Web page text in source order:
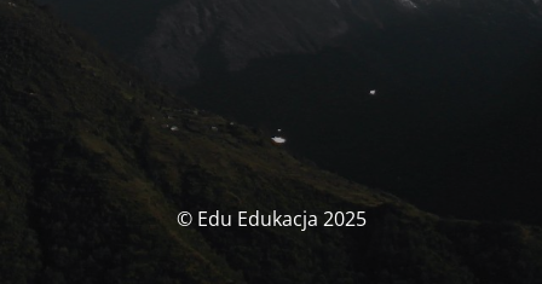
© Edu Edukacja 2025